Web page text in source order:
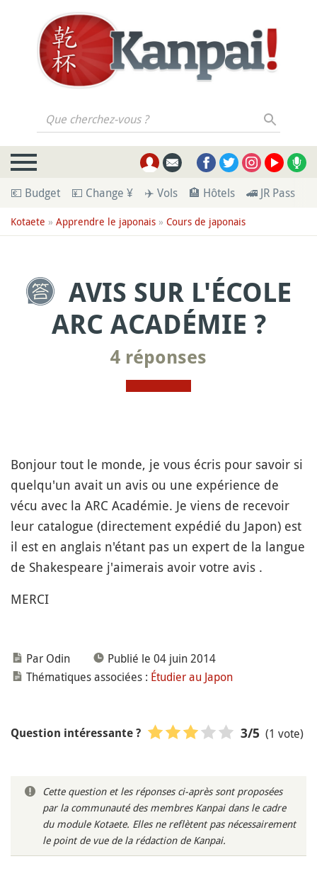
Que cherchez-vous ?
💶 Budget 💴 Change ¥ ✈️ Vols 🏨 Hôtels 🚄 JR Pass
Kotaete » Apprendre le japonais » Cours de japonais
AVIS SUR L'ÉCOLE
ARC ACADÉMIE ?
4 réponses
Bonjour tout le monde, je vous écris pour savoir si
quelqu'un avait un avis ou une expérience de
vécu avec la ARC Académie. Je viens de recevoir
leur catalogue (directement expédié du Japon) est
il est en anglais n'étant pas un expert de la langue
de Shakespeare j'aimerais avoir votre avis .
MERCI
Par Odin
Publié le 04 juin 2014
Thématiques associées : Étudier au Japon
Question intéressante ? 3/5 (1 vote)
Cette question et les réponses ci-après sont proposées
par la communauté des membres Kanpai dans le cadre
du module Kotaete. Elles ne reflètent pas nécessairement
le point de vue de la rédaction de Kanpai.